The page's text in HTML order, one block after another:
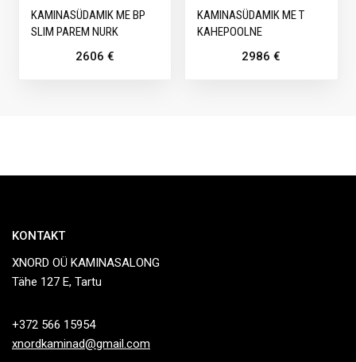
KAMINASÜDAMIK ME BP
SLIM PAREM NURK
2606 €
KAMINASÜDAMIK ME T
KAHEPOOLNE
2986€
KONTAKT
XNORD OÜ KAMINASALONG
Tähe 127 E, Tartu
+372 566 15954
xnordkaminad@gmail.com